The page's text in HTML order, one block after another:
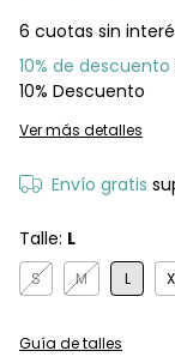
6 cuotas sin
10% de descuento
10% Descuento
Ver más detalles
Envío gratis
Talle: L
S M L
Guía de talles